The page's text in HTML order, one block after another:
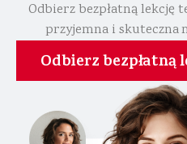
Odbierz bezpłatną lekcję
przyjemna i skuteczna
Odbierz bezpłatną